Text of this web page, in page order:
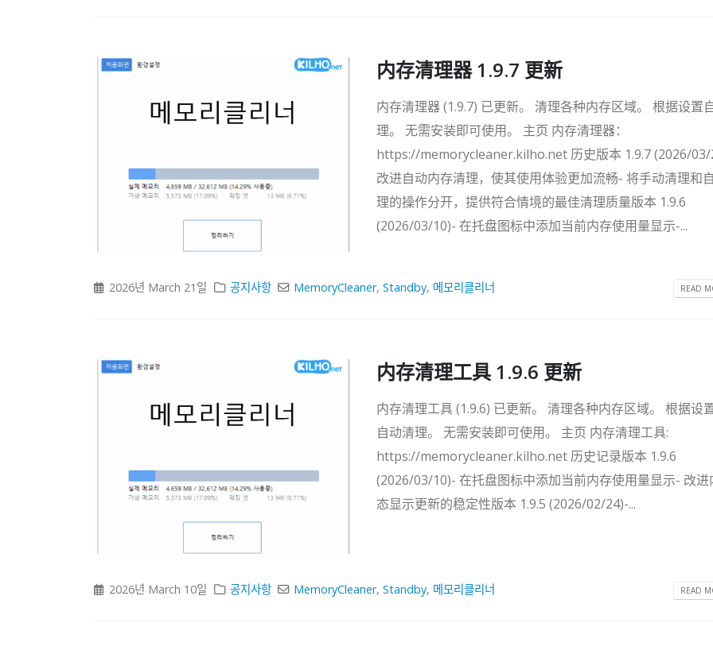
内存清理器 1.9.7 更新
内存清理器 (1.9.7) 已更新。 清理各种内存区域。 根据设置
理。 无需安装即可使用。 主页 内存清理器：
https://memorycleaner.kilho.net 历史版本 1.9.7 (2026/03/
改进自动内存清理，使其使用体验更加流畅- 将手动清理和
理的操作分开，提供符合情境的最佳清理质量版本 1.9.6
(2026/03/10)- 在托盘图标中添加当前内存使用量显示-...
2026년 March 21일 공지사항 MemoryCleaner,Standby, 메모리클리너 READ
内存清理工具 1.9.6 更新
内存清理工具 (1.9.6) 已更新。 清理各种内存区域。 根据设
自动清理。 无需安装即可使用。 主页 内存清理工具:
https://memorycleaner.kilho.net 历史记录版本 1.9.6
(2026/03/10)- 在托盘图标中添加当前内存使用量显示- 改进
态显示更新的稳定性版本 1.9.5 (2026/02/24)-...
2026년 March 10일 공지사항 MemoryCleaner,Standby, 메모리클리너 READ